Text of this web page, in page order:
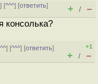
] [^^^] [ответить]
+ / –
консолька?
^^] [^^^] [ответить]
+1
+ / –